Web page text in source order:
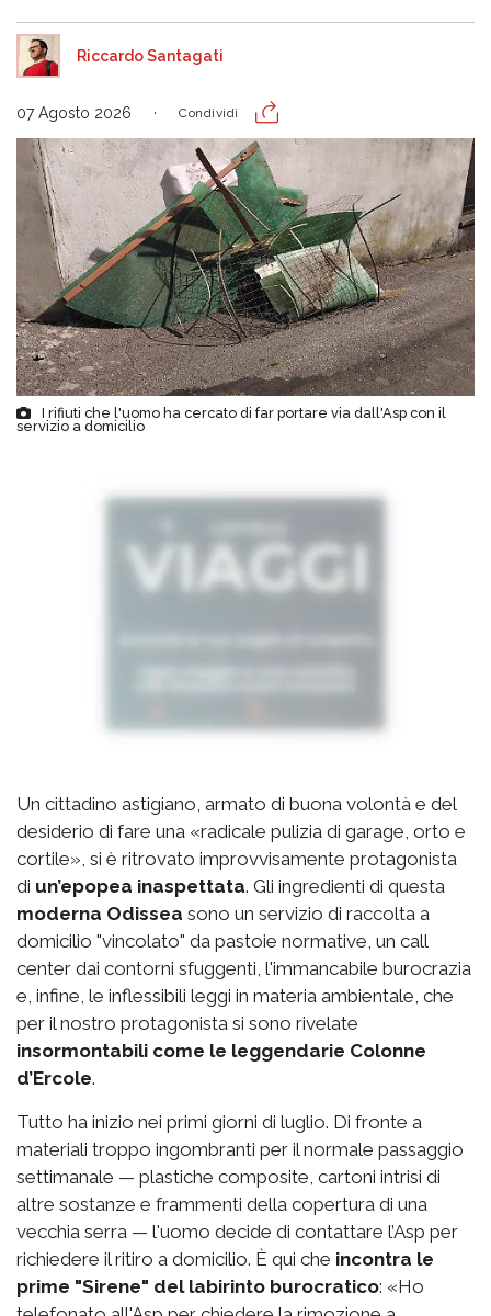
Riccardo Santagati
07 Agosto 2026 Condividi
I rifiuti che l'uomo ha cercato di far portare via dall'Asp con il
servizio a domicilio
Un cittadino astigiano, armato di buona volontà e del
desiderio di fare una «radicale pulizia di garage, orto e
cortile», si è ritrovato improvvisamente protagonista
di un’epopea inaspettata. Gli ingredienti di questa
moderna Odissea sono un servizio di raccolta a
domicilio "vincolato" da pastoie normative, un call
center dai contorni sfuggenti, l'immancabile burocrazia
e, infine, le inflessibili leggi in materia ambientale, che
per il nostro protagonista si sono rivelate
insormontabili come le leggendarie Colonne
d’Ercole.
Tutto ha inizio nei primi giorni di luglio. Di fronte a
materiali troppo ingombranti per il normale passaggio
settimanale — plastiche composite, cartoni intrisi di
altre sostanze e frammenti della copertura di una
vecchia serra — l'uomo decide di contattare l’Asp per
richiedere il ritiro a domicilio. È qui che incontra le
prime "Sirene" del labirinto burocratico: «Ho